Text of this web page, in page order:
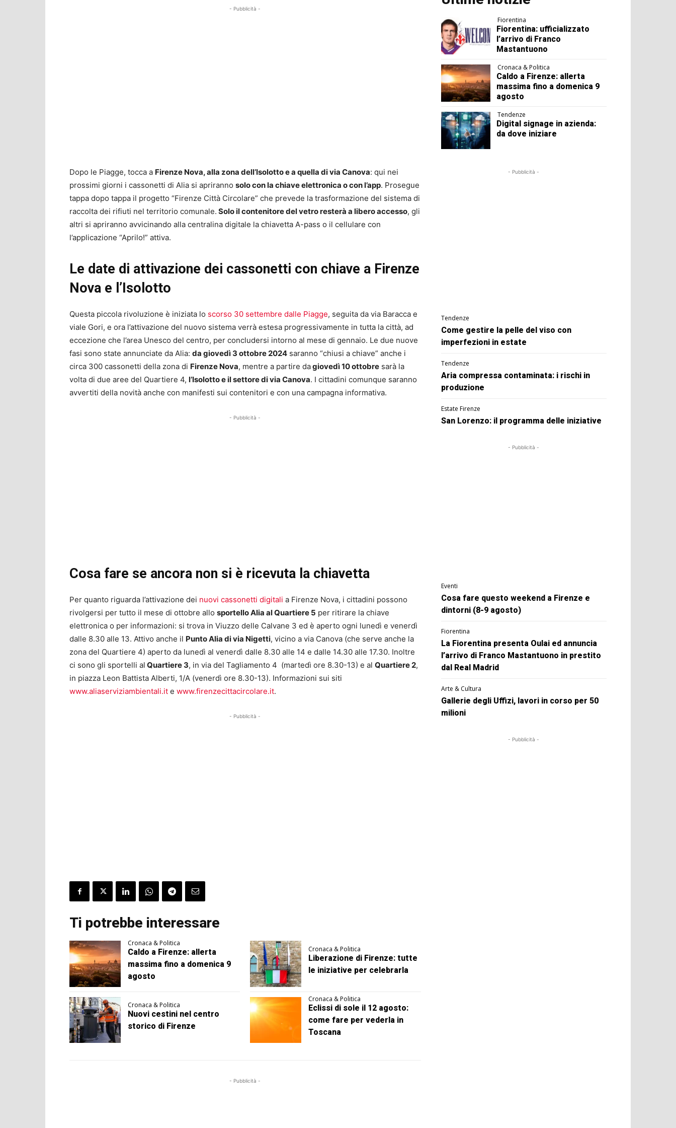
- Pubblicità -
Dopo le Piagge, tocca a Firenze Nova, alla zona dell’Isolotto e a quella di via Canova: qui nei
prossimi giorni i cassonetti di Alia si apriranno solo con la chiave elettronica o con l’app. Prosegue
tappa dopo tappa il progetto “Firenze Città Circolare” che prevede la trasformazione del sistema di
raccolta dei rifiuti nel territorio comunale. Solo il contenitore del vetro resterà a libero accesso, gli
altri si apriranno avvicinando alla centralina digitale la chiavetta A-pass o il cellulare con
l’applicazione “Aprilo!” attiva.
Le date di attivazione dei cassonetti con chiave a Firenze
Nova e l’Isolotto
Questa piccola rivoluzione è iniziata lo scorso 30 settembre dalle Piagge, seguita da via Baracca e
viale Gori, e ora l’attivazione del nuovo sistema verrà estesa progressivamente in tutta la città, ad
eccezione che l’area Unesco del centro, per concludersi intorno al mese di gennaio. Le due nuove
fasi sono state annunciate da Alia: da giovedì 3 ottobre 2024 saranno “chiusi a chiave” anche i
circa 300 cassonetti della zona di Firenze Nova, mentre a partire dagiovedì 10 ottobre sarà la
volta di due aree del Quartiere 4, l’Isolotto e il settore di via Canova. I cittadini comunque saranno
avvertiti della novità anche con manifesti sui contenitori e con una campagna informativa.
- Pubblicità -
Cosa fare se ancora non si è ricevuta la chiavetta
Per quanto riguarda l’attivazione dei nuovi cassonetti digitali a Firenze Nova, i cittadini possono
rivolgersi per tutto il mese di ottobre allo sportello Alia al Quartiere 5 per ritirare la chiave
elettronica o per informazioni: si trova in Viuzzo delle Calvane 3 ed è aperto ogni lunedì e venerdì
dalle 8.30 alle 13. Attivo anche il Punto Alia di via Nigetti, vicino a via Canova (che serve anche la
zona del Quartiere 4) aperto da lunedì al venerdì dalle 8.30 alle 14 e dalle 14.30 alle 17.30. Inoltre
ci sono gli sportelli al Quartiere 3, in via del Tagliamento 4 (martedì ore 8.30-13) e al Quartiere 2,
in piazza Leon Battista Alberti, 1/A (venerdì ore 8.30-13). Informazioni sui siti
www.aliaserviziambientali.it e www.firenzecittacircolare.it.
- Pubblicità -
Ti potrebbe interessare
Cronaca & Politica
Caldo a Firenze: allerta
massima fino a domenica 9
agosto
Cronaca & Politica
Liberazione di Firenze: tutte
le iniziative per celebrarla
Cronaca & Politica
Nuovi cestini nel centro
storico di Firenze
Cronaca & Politica
Eclissi di sole il 12 agosto:
come fare per vederla in
Toscana
- Pubblicità -
Fiorentina
Fiorentina: ufficializzato
l’arrivo di Franco
Mastantuono
Cronaca & Politica
Caldo a Firenze: allerta
massima fino a domenica 9
agosto
Tendenze
Digital signage in azienda:
da dove iniziare
- Pubblicità -
Tendenze
Come gestire la pelle del viso con
imperfezioni in estate
Tendenze
Aria compressa contaminata: i rischi in
produzione
Estate Firenze
San Lorenzo: il programma delle iniziative
- Pubblicità -
Eventi
Cosa fare questo weekend a Firenze e
dintorni (8-9 agosto)
Fiorentina
La Fiorentina presenta Oulai ed annuncia
l’arrivo di Franco Mastantuono in prestito
dal Real Madrid
Arte & Cultura
Gallerie degli Uffizi, lavori in corso per 50
milioni
- Pubblicità -